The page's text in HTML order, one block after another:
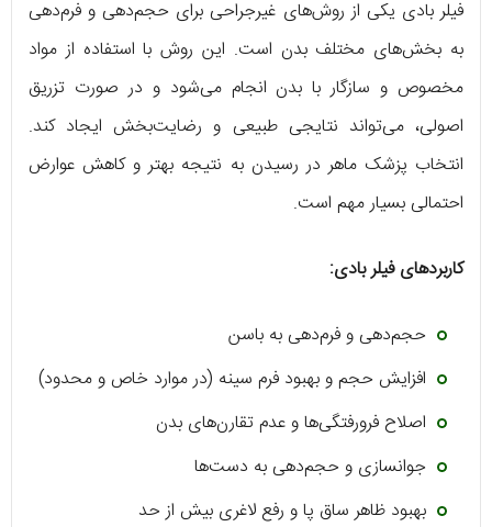
فیلر بادی یکی از روش‌های غیرجراحی برای حجم‌دهی و فرم‌دهی
به بخش‌های مختلف بدن است. این روش با استفاده از مواد
مخصوص و سازگار با بدن انجام می‌شود و در صورت تزریق
اصولی، می‌تواند نتایجی طبیعی و رضایت‌بخش ایجاد کند.
انتخاب پزشک ماهر در رسیدن به نتیجه بهتر و کاهش عوارض
احتمالی بسیار مهم است.
کاربردهای فیلر بادی:
حجم‌دهی و فرم‌دهی به باسن
افزایش حجم و بهبود فرم سینه (در موارد خاص و محدود)
اصلاح فرورفتگی‌ها و عدم تقارن‌های بدن
جوانسازی و حجم‌دهی به دست‌ها
بهبود ظاهر ساق پا و رفع لاغری بیش از حد